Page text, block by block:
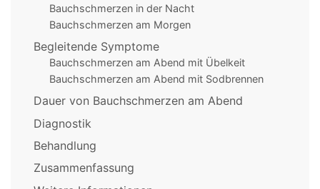
Bauchschmerzen in der Nacht
Bauchschmerzen am Morgen
Begleitende Symptome
Bauchschmerzen am Abend mit Übelkeit
Bauchschmerzen am Abend mit Sodbrennen
Dauer von Bauchschmerzen am Abend
Diagnostik
Behandlung
Zusammenfassung